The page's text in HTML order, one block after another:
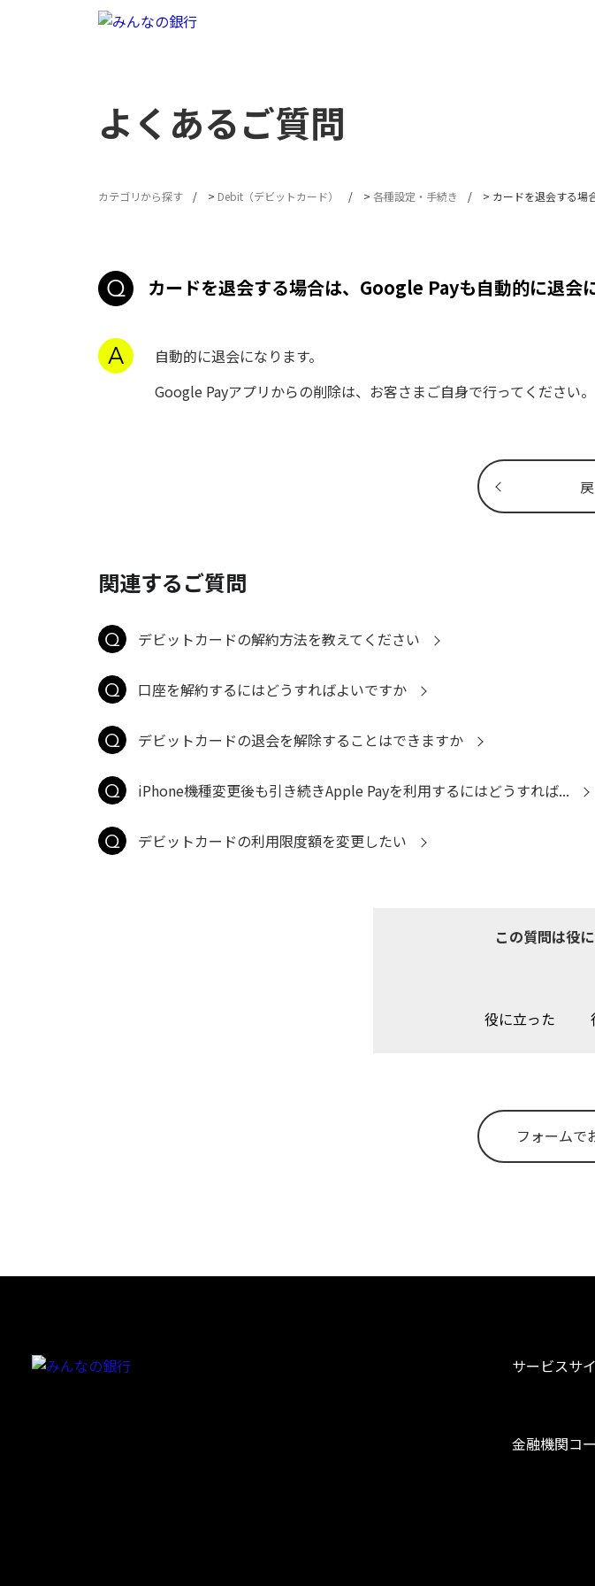
よくあるご質問
カテゴリから探す > Debit（デビットカード） > 各種設定・手続き > カードを退会する場
カードを退会する場合は、Google Payも自動的に退会
自動的に退会になります。
Google Payアプリからの削除は、お客さまご自身で行ってください。
関連するご質問
デビットカードの解約方法を教えてください
口座を解約するにはどうすればよいですか
デビットカードの退会を解除することはできますか
iPhone機種変更後も引き続きApple Payを利用するにはどうすれば...
デビットカードの利用限度額を変更したい
この質問は役
役に立った
フォームで
サービスサ
金融機関コ